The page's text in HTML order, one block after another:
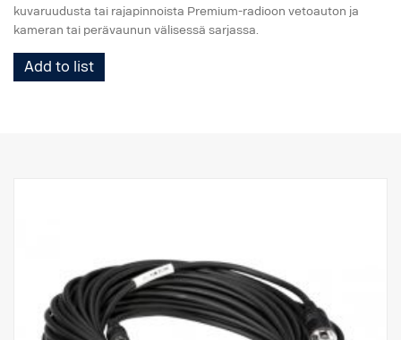
kuvaruudusta tai rajapinnoista Premium-radioon vetoauton ja
kameran tai perävaunun välisessä sarjassa.
Add to list